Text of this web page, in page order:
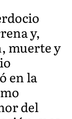
y,
muerte y
en la
del